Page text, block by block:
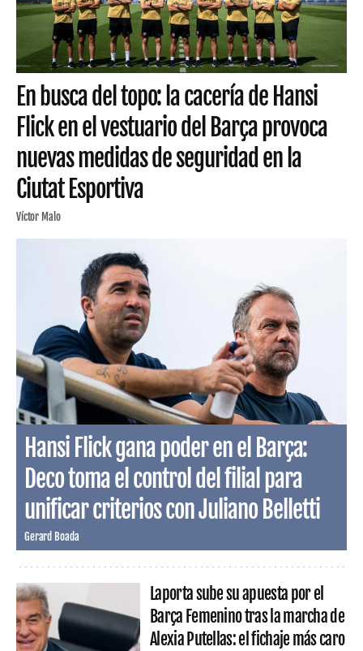
En busca del topo: la cacería de Hansi
Flick en el vestuario del Barça provoca
nuevas medidas de seguridad en la
Ciutat Esportiva
Víctor Malo
Hansi Flick gana poder en el Barça:
Deco toma el control del filial para
unificar criterios con Juliano Belletti
Gerard Boada
Laporta sube su apuesta por el
Barça Femenino tras la marcha de
Alexia Putellas: el fichaje más caro